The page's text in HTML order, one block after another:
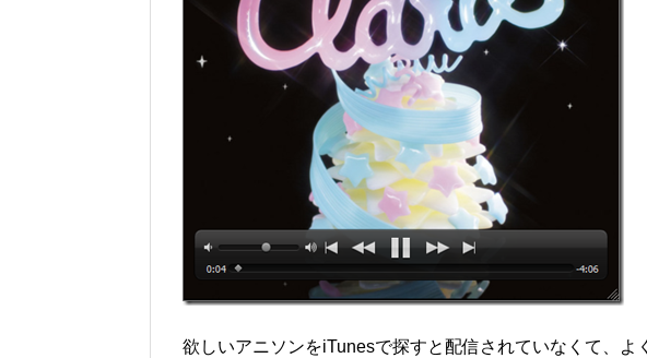
欲しいアニソンをiTunesで探すと配信されていなくて、よ